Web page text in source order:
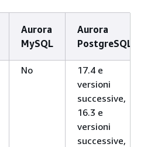
Aurora
MySQL
Aurora
PostgreSQL
No
17.4 e
versioni
successive,
16.3 e
versioni
successive,